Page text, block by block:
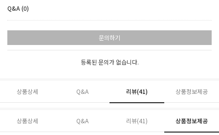
Q&A (0)
문의하기
등록된 문의가 없습니다.
상품상세 Q&A 리뷰(41) 상품정보제공
상품상세 Q&A 리뷰(41) 상품정보제공